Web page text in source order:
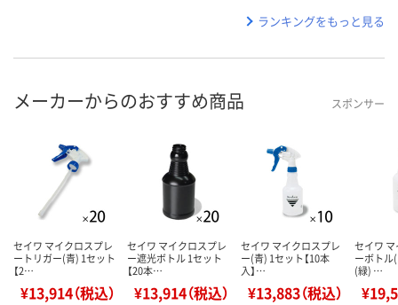
ランキングをもっと見る
メーカーからのおすすめ商品 スポンサー
セイワ マイクロスプレ
ートリガー(青) 1セット
【2…
¥13,914（税込）
セイワ マイクロスプレ
ー遮光ボトル 1セット
【20本…
¥13,914（税込）
セイワ マイクロスプレ
ー(青) 1セット【10本
入】…
¥13,883（税込）
セイワ
ーボトル
(緑) …